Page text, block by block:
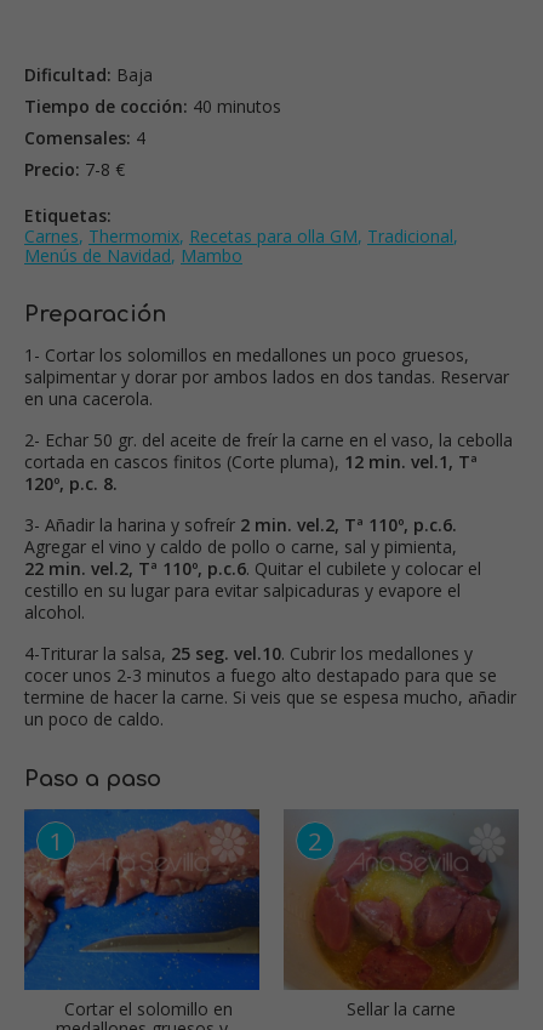
Dificultad: Baja
Tiempo de cocción: 40 minutos
Comensales: 4
Precio: 7-8 €
Etiquetas:
Carnes, Thermomix, Recetas para olla GM, Tradicional,
Menús de Navidad, Mambo
Preparación
1- Cortar los solomillos en medallones un poco gruesos,
salpimentar y dorar por ambos lados en dos tandas. Reservar
en una cacerola.
2- Echar 50 gr. del aceite de freír la carne en el vaso, la cebolla
cortada en cascos finitos (Corte pluma), 12 min. vel.1, Tª
120º, p.c. 8.
3- Añadir la harina y sofreír 2 min. vel.2, Tª 110º, p.c.6.
Agregar el vino y caldo de pollo o carne, sal y pimienta,
22 min. vel.2, Tª 110º, p.c.6. Quitar el cubilete y colocar el
cestillo en su lugar para evitar salpicaduras y evapore el
alcohol.
4-Triturar la salsa, 25 seg. vel.10. Cubrir los medallones y
cocer unos 2-3 minutos a fuego alto destapado para que se
termine de hacer la carne. Si veis que se espesa mucho, añadir
un poco de caldo.
Paso a paso
Cortar el solomillo en
Sellar la carne